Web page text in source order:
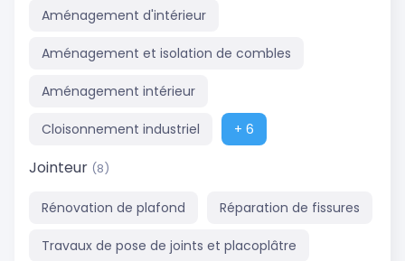
Aménagement d'intérieur
Aménagement et isolation de combles
Aménagement intérieur
Cloisonnement industriel + 6
Jointeur (8)
Rénovation de plafond Réparation de fissures
Travaux de pose de joints et placoplâtre